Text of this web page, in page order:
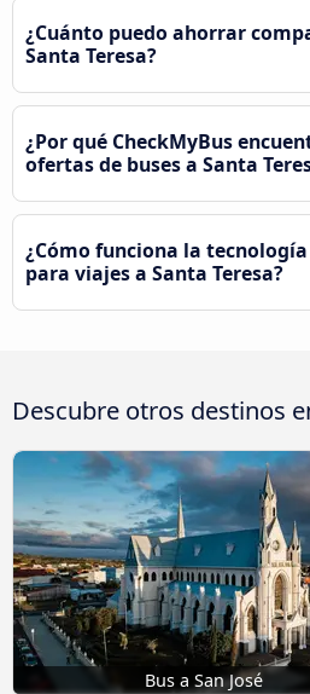
¿Cuánto puedo ahorrar
Santa Teresa?
¿Por qué CheckMyBus
ofertas de buses a Santa
¿Cómo funciona la
para viajes a Santa Teresa?
Descubre otros destinos
Bus a San José